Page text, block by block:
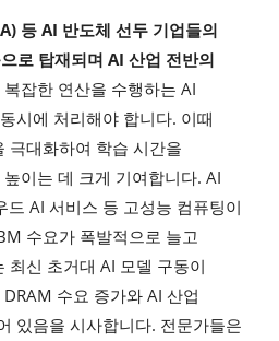
등 AI 반도체 선두 기업들의
로 탑재되며 AI 산업 전반의
복잡한 연산을 수행하는 AI
시에 처리해야 합니다. 이때
극대화하여 학습 시간을
이는 데 크게 기여합니다. AI
AI 서비스 등 고성능 컴퓨팅이
수요가 폭발적으로 늘고
최신 초거대 AI 모델 구동이
수요 증가와 AI 산업
있음을 시사합니다. 전문가들은